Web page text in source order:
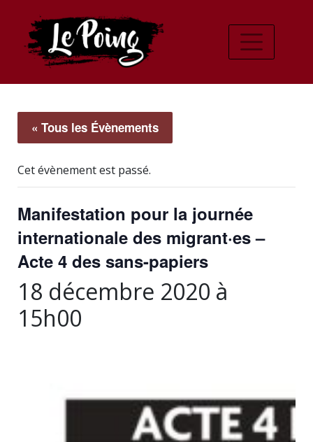
« Tous les Évènements
Cet évènement est passé.
Manifestation pour la journée
internationale des migrant·es –
Acte 4 des sans-papiers
18 décembre 2020 à
15h00